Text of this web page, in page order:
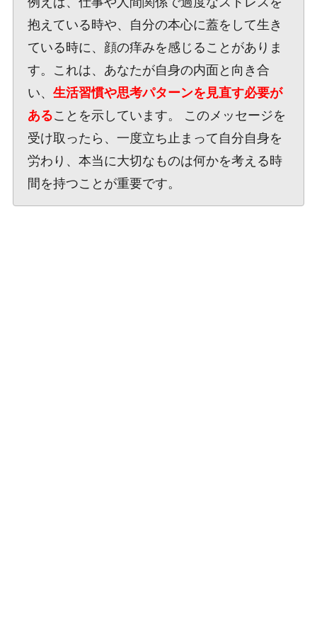
抱えている時や、自分の本心に蓋をして生き
ている時に、顔の痒みを感じることがありま
す。これは、あなたが自身の内面と向き合
い、 生活習慣や思考パターンを見直す必要が
あることを示しています。 このメッセージを
受け取ったら、一度立ち止まって自分自身を
労わり、本当に大切なものは何かを考える時
間を持つことが重要です。